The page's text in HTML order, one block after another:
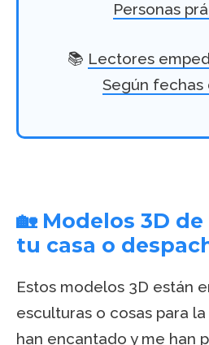
Personas
📚 Lectores
Según fechas
🏡 Modelos 3D
tu casa o
Estos modelos 3D están
esculturas o cosas para
han encantado y me han